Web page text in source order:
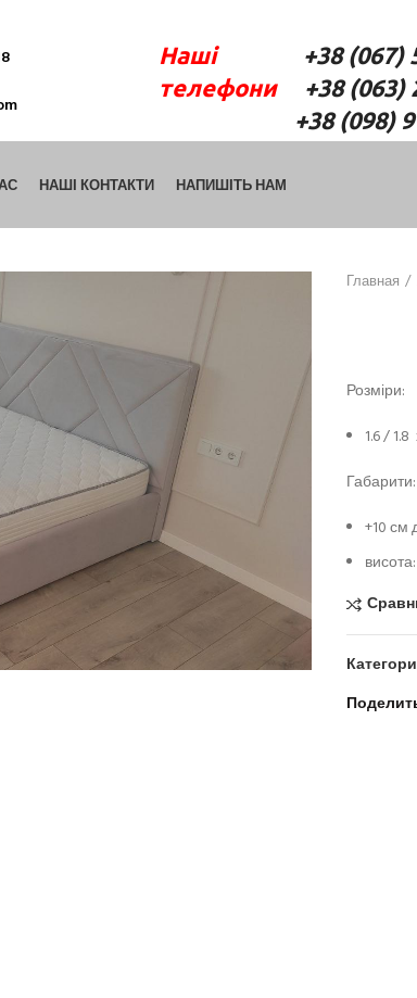
Наші+38 (067)
телефони+38 (063)
+38 (098) 918-
НАШІ КОНТАКТИ НАПИШІТЬ НАМ
Главная
Розміри:
1.6 /
Габарити:
+10 см